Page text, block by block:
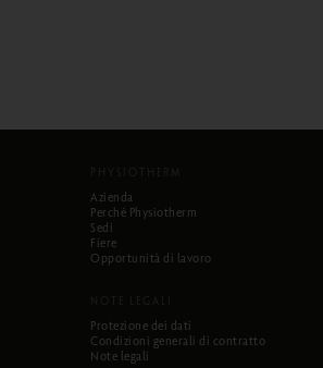
Azienda
Perché Physiotherm
Sedi
Fiere
Opportunità di lavoro
Protezione dei dati
Condizioni generali di contratto
Note legali